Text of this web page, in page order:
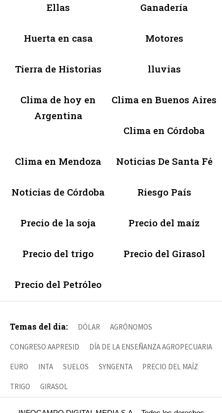
Ellas Ganadería
Huerta en casa Motores
Tierra de Historias lluvias
Clima de hoy en
Argentina
Clima en Buenos Aires
Clima en Córdoba
Clima en Mendoza Noticias De Santa Fé
Noticias de Córdoba Riesgo País
Precio de la soja Precio del maíz
Precio del trigo Precio del Girasol
Precio del Petróleo
Temas del día: DÓLAR AGRÓNOMOS
CONGRESO AAPRESID DÍA DE LA ENSEÑANZA AGROPECUARIA
EURO INTA SUELOS SYNGENTA PRECIO DEL MAÍZ
TRIGO GIRASOL